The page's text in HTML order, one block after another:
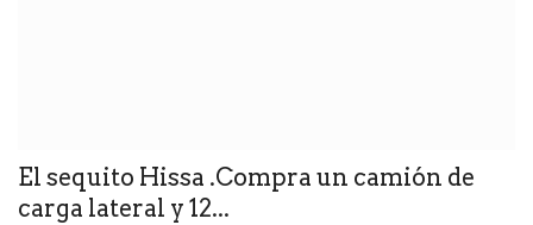
El sequito Hissa .Compra un camión de
carga lateral y 12...